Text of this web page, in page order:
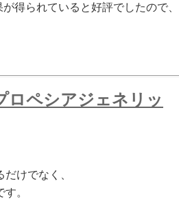
得られていると好評でしたので、
ロペシアジェネリッ
けでなく、
。